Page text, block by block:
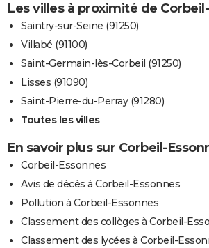
Les villes à proximité de
Saintry-sur-Seine (91250)
Villabé (91100)
Saint-Germain-lès-Corbeil (91250)
Lisses (91090)
Saint-Pierre-du-Perray (91280)
Toutes les villes
En savoir plus sur Corbeil-
Corbeil-Essonnes
Avis de décès à Corbeil-Essonnes
Pollution à Corbeil-Essonnes
Classement des collèges à Corbeil-
Classement des lycées à Corbeil-